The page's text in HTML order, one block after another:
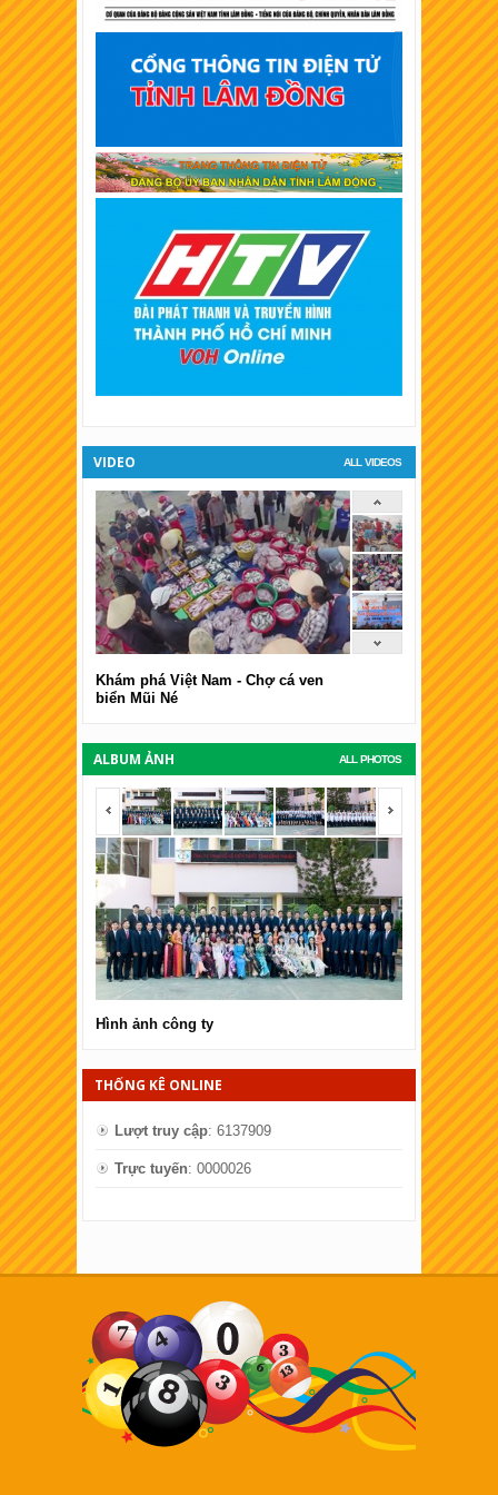
XSKT Bình Thuận
XSKT Vĩnh Long
XSKT Bình Dương
XSKT Long An
XSKT Bình Phước
XSKT Tiền Giang
XSKT Đà Lạt
ALL VIDEOS
VIDEO
Khám phá Việt Nam - Chợ cá ven
biển Mũi Né
ALL PHOTOS
ALBUM ẢNH
<span></span> <span></
Hình ảnh công ty Hình ảnh
THỐNG KÊ ONLINE
Lượt truy cập: 6137909
Trực tuyến: 0000026